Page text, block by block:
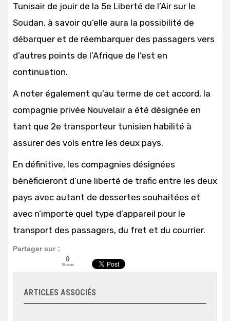
Tunisair de jouir de la 5e Liberté de l’Air sur le
Soudan, à savoir qu’elle aura la possibilité de
débarquer et de réembarquer des passagers vers
d’autres points de l’Afrique de l’est en
continuation.
A noter également qu’au terme de cet accord, la
compagnie privée Nouvelair a été désignée en
tant que 2e transporteur tunisien habilité à
assurer des vols entre les deux pays.
En définitive, les compagnies désignées
bénéficieront d’une liberté de trafic entre les deux
pays avec autant de dessertes souhaitées et
avec n’importe quel type d’appareil pour le
transport des passagers, du fret et du courrier.
Partager sur :
0
Shares
ARTICLES ASSOCIÉS